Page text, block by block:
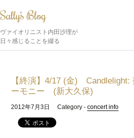
ヴァイオリニスト内田沙理が
日々感じることを綴る
【終演】4/17 (金) Candlelight:
ーモニー (新大久保)
2012年7月3日 Category -concert info